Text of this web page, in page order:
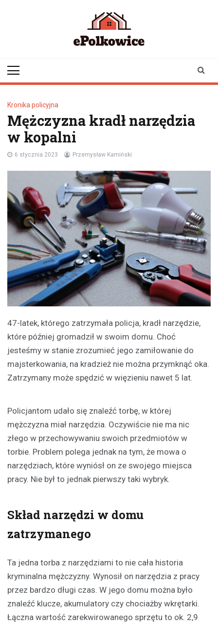
Kronika policyjna
Mężczyzna kradł narzędzia
w kopalni
6 stycznia 2023 Przemysław Kamiński
47-latek, którego zatrzymała policja, kradł narzędzie,
które później gromadził w swoim domu. Choć
jesteśmy w stanie zrozumieć jego zamiłowanie do
majsterkowania, na kradzież nie można przymknąć oka.
Zatrzymany może spędzić w więzieniu nawet 5 lat.
Policjantom udało się znaleźć torbę, w której
mężczyzna miał narzędzia. Oczywiście nie ma nic
złego w przechowywaniu swoich przedmiotów w
torbie. Problem polega jednak na tym, że mowa o
narzędziach, które wyniósł on ze swojego miejsca
pracy. Nie był to jednak pierwszy taki wybryk.
Skład narzędzi w domu
zatrzymanego
Ta jedna torba z narzędziami to nie cała historia
kryminalna mężczyzny. Wynosił on narzędzia z pracy
przez bardzo długi czas. W jego domu można było
znaleźć klucze, akumulatory czy chociażby wkrętarki.
Łączna wartość zarekwirowanego sprzętu to ok. 2,9